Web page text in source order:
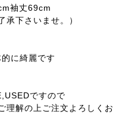
袖丈69cm
承下さいませ。）
に綺麗です
ですので
解の上ご注文よろしくお